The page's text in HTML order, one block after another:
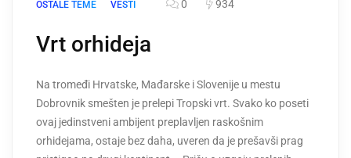
OSTALE TEME VESTI 0 934
Vrt orhideja
Na tromeđi Hrvatske, Mađarske i Slovenije u mestu
Dobrovnik smešten je prelepi Tropski vrt. Svako ko poseti
ovaj jedinstveni ambijent preplavljen raskošnim
orhidejama, ostaje bez daha, uveren da je prešavši prag